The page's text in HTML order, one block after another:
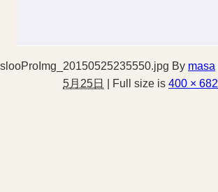
slooProImg_20150525235550.jpg By masa
5月25日
Full size is 400 × 682